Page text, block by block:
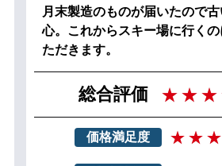
月末製造のものが届いたので
心。これからスキー場に行く
ただきます。
総合評価
価格満足度